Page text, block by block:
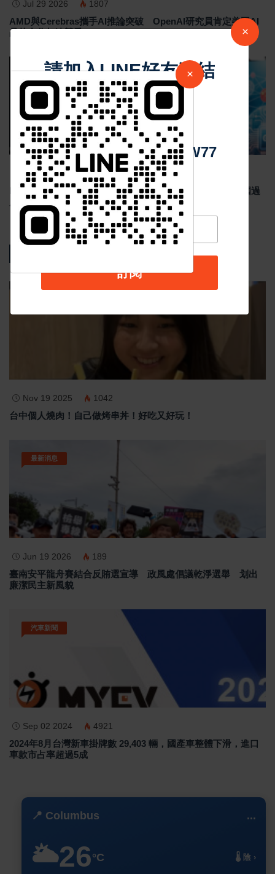
Jul 29 2026 1807
AMD與Cerebras攜手AI推論突破 OpenAI研究員肯定美國AI
晶片合作加速競爭
Jul 29 2026 1787
Meta祖克柏談美中AI競爭 反對封鎖中國AI模型 示警美國過
度監管恐削弱競爭力
Nov 19 2025 1042
台中個人燒肉！自己做烤串丼！好吃又好玩！
最新消息
Jun 19 2026 189
臺南安平龍舟賽結合反賄選宣導 政風處倡議乾淨選舉 划出
廉潔民主新風貌
汽車新聞
Sep 02 2024 4921
2024年8月台灣新車掛牌數 29,403 輛，國產車整體下滑，進口
車款市占率超過5成
📍 Columbus ...
🌥️26°C 🌡️ 陰 ›
×
請加入LINE好友連結
中 華 超 傳 媒
Https://reurl.cc/adqW77
訂閱
×